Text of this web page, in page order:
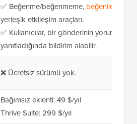
✅ Beğenme/beğenmeme, beğeniler/
yerleşik etkileşim araçları.
✅ Kullanıcılar, bir gönderinin yorumlarına
yanıtladığında bildirim alabilir.
❌ Ücretsiz sürümü yok.
Bağımsız eklenti: 49 $/yıl
Thrive Suite: 299 $/yıl